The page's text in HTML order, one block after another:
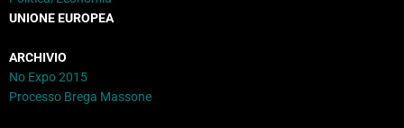
UNIONE EUROPEA
ARCHIVIO
No Expo 2015
Processo Brega Massone